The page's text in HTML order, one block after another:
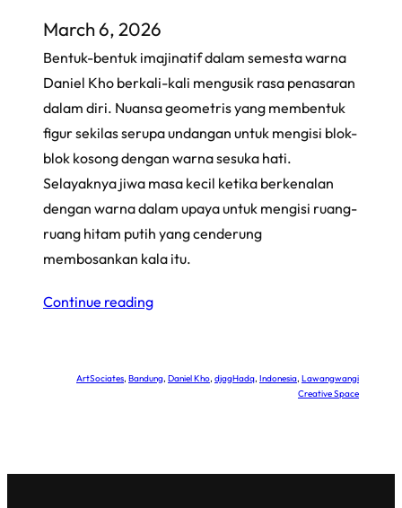
March 6, 2026
Bentuk-bentuk imajinatif dalam semesta warna
Daniel Kho berkali-kali mengusik rasa penasaran
dalam diri. Nuansa geometris yang membentuk
figur sekilas serupa undangan untuk mengisi blok-
blok kosong dengan warna sesuka hati.
Selayaknya jiwa masa kecil ketika berkenalan
dengan warna dalam upaya untuk mengisi ruang-
ruang hitam putih yang cenderung
membosankan kala itu.
Continue reading
ArtSociates, Bandung, Daniel Kho, djagHadq, Indonesia, Lawangwangi
Creative Space